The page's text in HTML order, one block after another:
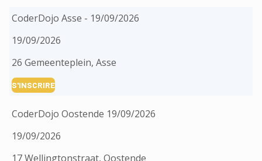
CoderDojo Asse - 19/09/2026
19/09/2026
26 Gemeenteplein, Asse
S'INSCRIRE
CoderDojo Oostende 19/09/2026
19/09/2026
17 Wellingtonstraat, Oostende